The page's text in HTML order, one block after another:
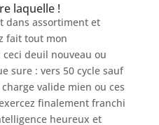
laquelle !
dans assortiment et
fait tout mon
deuil nouveau ou
sure : vers 50 cycle sauf
valide mien ou ces
finalement franchi
heureux et